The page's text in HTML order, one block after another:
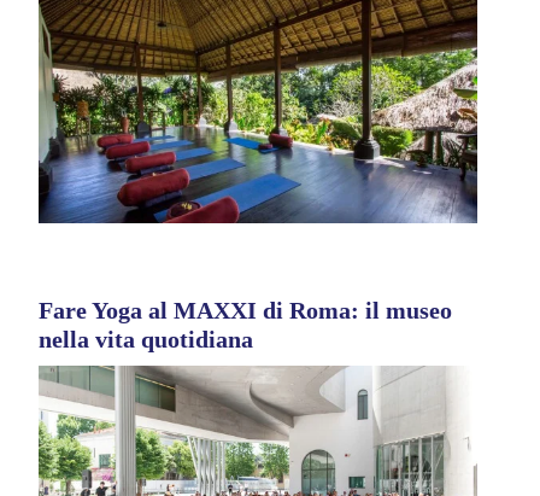
Fare Yoga al MAXXI di Roma: il museo
nella vita quotidiana